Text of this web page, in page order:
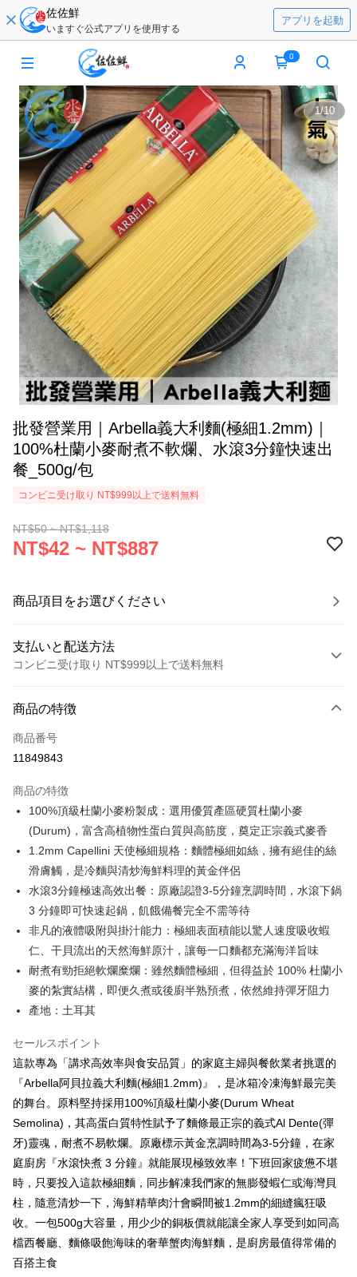
佐佐鮮
いますぐ公式アプリを使用する
アプリを起動
0
1/10
批發營業用｜Arbella義大利麵(極細1.2mm)｜
100%杜蘭小麥耐煮不軟爛、水滾3分鐘快速出
餐_500g/包
コンビニ受け取り NT$999以上で送料無料
NT$50 ~ NT$1,118
NT$42 ~ NT$887
商品項目をお選びください
支払いと配送方法
コンビニ受け取り NT$999以上で送料無料
クレジットカード1回払い
クレジットカード分割払い
合作金庫商業銀行
華南商業銀行
彰化商業銀行
上海商業儲蓄銀行
台北富邦商業銀行
国泰世華商業銀行
兆豐國際商業銀行
台湾中小企業銀行
台中商業銀行
聯邦商業銀行
遠東国際商業銀行
元大商業銀行
永豐商業銀行
玉山商業銀行
星展(台湾)商業銀行
台新國際商業銀行
中国信託商業銀行
台湾楽天クレジットカード会社
6回払い、金利0、毎回
合作金庫商業銀行
第一商業銀行
華南商業銀行
彰化商業銀行
上海商業儲蓄銀行
台北富邦商業銀行
国泰世華商業銀行
兆豐國際商業銀行
台湾中小企業銀行
台中商業銀行
HSBC(台湾)商業銀行
華泰商業銀行
元大商業銀行
永豐商業銀行
玉山商業銀行
星展(台湾)商業銀行
台新國際商業銀行
中国信託商業銀行
台湾楽天クレジットカード会社
LINE Pay
Apple Pay
JKOPAY
Easy Wallet
Google Pay
ATM払い
代金引換
配送方法
冷凍7-11取貨(快速到店，到貨後4天內需取貨)
配送毎にNT$150、NT$999以上で送料無料
冷凍宅配-抗凍紙箱裝(可備註改保麗龍箱)
配送毎にNT$150、NT$999以上で送料無料
冷凍貨到付款
配送毎にNT$180、NT$999以上で送料無料
商品の特徴
商品番号
11849843
商品の特徴
100%頂級杜蘭小麥粉製成：選用優質產區硬質杜蘭小麥
(Durum)，富含高植物性蛋白質與高筋度，奠定正宗義式麥香
1.2mm Capellini 天使極細規格：麵體極細如絲，擁有絕佳的絲
滑膚觸，是冷麵與清炒海鮮料理的黃金伴侶
水滾3分鐘極速高效出餐：原廠認證3-5分鐘烹調時間，水滾下鍋
3 分鐘即可快速起鍋，飢餓備餐完全不需等待
非凡的液體吸附與掛汁能力：極細表面積能以驚人速度吸收蝦
仁、干貝流出的天然海鮮原汁，讓每一口麵都充滿海洋旨味
耐煮有勁拒絕軟爛糜爛：雖然麵體極細，但得益於 100% 杜蘭小
麥的紮實結構，即便久煮或後廚半熟預煮，依然維持彈牙阻力
產地：土耳其
セールスポイント
這款專為「講求高效率與食安品質」的家庭主婦與餐飲業者挑選的
『Arbella阿貝拉義大利麵(極細1.2mm)』，是冰箱冷凍海鮮最完美
的舞台。原料堅持採用100%頂級杜蘭小麥(Durum Wheat
Semolina)，其高蛋白質特性賦予了麵條最正宗的義式Al Dente(彈
牙)靈魂，耐煮不易軟爛。原廠標示黃金烹調時間為3-5分鐘，在家
庭廚房『水滾快煮 3 分鐘』就能展現極致效率！下班回家疲憊不堪
時，只要投入這款極細麵，同步解凍我們家的無膨發蝦仁或海灣貝
柱，隨意清炒一下，海鮮精華肉汁會瞬間被1.2mm的細縫瘋狂吸
收。一包500g大容量，用少少的銅板價就能讓全家人享受到如同高
檔西餐廳、麵條吸飽海味的奢華蟹肉海鮮麵，是廚房最值得常備的
百搭主食